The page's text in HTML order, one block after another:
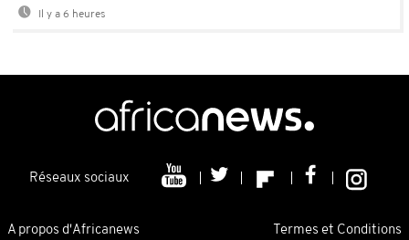
Il y a 6 heures
Réseaux sociaux
A propos d'Africanews Termes et Conditions